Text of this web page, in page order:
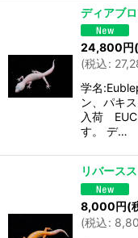
ディアブ
24,800円
(税込:
学名
ン、パキ
入荷
す。 デ…
リバース
8,000円(
(税込: